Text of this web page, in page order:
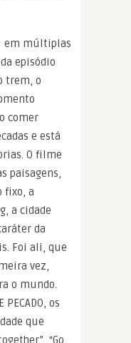
em múltiplas
episódio
trem, o
comer
e está
O filme
paisagens,
fixo, a
a cidade
da
Foi ali, que
vez,
o mundo.
os
que
“Go